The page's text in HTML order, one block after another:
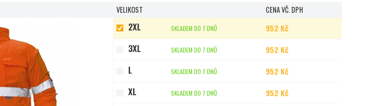
VELIKOST CENA VČ. DPH
2XL SKLADEM DO 7 DNŮ 952 Kč
3XL SKLADEM DO 7 DNŮ 952 Kč
L SKLADEM DO 7 DNŮ 952 Kč
XL SKLADEM DO 7 DNŮ 952 Kč